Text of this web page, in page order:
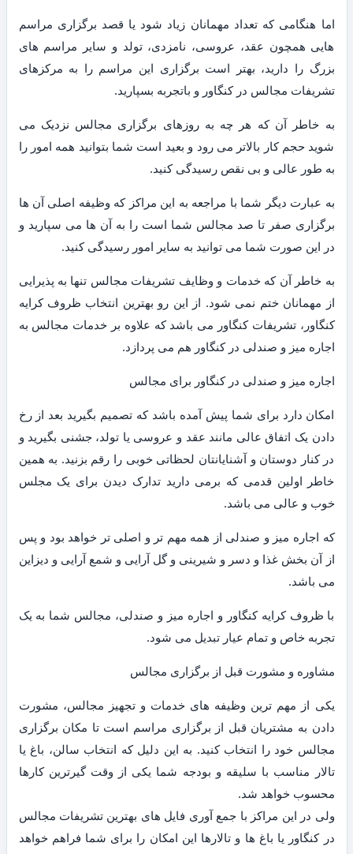
اما هنگامی که تعداد مهمانان زیاد شود یا قصد برگزاری مراسم
هایی همچون عقد، عروسی، نامزدی، تولد و سایر مراسم های
بزرگ را دارید، بهتر است برگزاری این مراسم را به مرکزهای
تشریفات مجالس در کنگاور و باتجربه بسپارید.
به خاطر آن که هر چه به روزهای برگزاری مجالس نزدیک می
شوید حجم کار بالاتر می رود و بعید است شما بتوانید همه امور را
به طور عالی و بی نقص رسیدگی کنید.
به عبارت دیگر شما با مراجعه به این مراکز که وظیفه اصلی آن ها
برگزاری صفر تا صد مجالس شما است را به آن ها می سپارید و
در این صورت شما می توانید به سایر امور رسیدگی کنید.
به خاطر آن که خدمات و وظایف تشریفات مجالس تنها به پذیرایی
از مهمانان ختم نمی شود. از این رو بهترین انتخاب ظروف کرایه
کنگاور، تشریفات کنگاور می باشد که علاوه بر خدمات مجالس به
اجاره میز و صندلی در کنگاور هم می پردازد.
اجاره میز و صندلی در کنگاور برای مجالس
امکان دارد برای شما پیش آمده باشد که تصمیم بگیرید بعد از رخ
دادن یک اتفاق عالی مانند عقد و عروسی یا تولد، جشنی بگیرید و
در کنار دوستان و آشنایانتان لحظاتی خوبی را رقم بزنید. به همین
خاطر اولین قدمی که برمی دارید تدارک دیدن برای یک مجلس
خوب و عالی می باشد.
که اجاره میز و صندلی از همه مهم تر و اصلی تر خواهد بود و پس
از آن بخش غذا و دسر و شیرینی و گل آرایی و شمع آرایی و دیزاین
می باشد.
با ظروف کرایه کنگاور و اجاره میز و صندلی، مجالس شما به یک
تجربه خاص و تمام عیار تبدیل می شود.
مشاوره و مشورت قبل از برگزاری مجالس
یکی از مهم ترین وظیفه های خدمات و تجهیز مجالس، مشورت
دادن به مشتریان قبل از برگزاری مراسم است تا مکان برگزاری
مجالس خود را انتخاب کنید. به این دلیل که انتخاب سالن، باغ یا
تالار مناسب با سلیقه و بودجه شما یکی از وقت گیرترین کارها
محسوب خواهد شد.
ولی در این مراکز با جمع آوری فایل های بهترین تشریفات مجالس
در کنگاور یا باغ ها و تالارها این امکان را برای شما فراهم خواهد